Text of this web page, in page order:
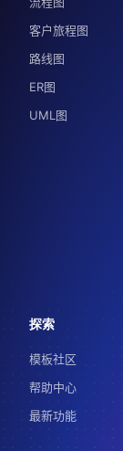
客户旅程图
路线图
ER图
UML图
探索
模板社区
帮助中心
最新功能